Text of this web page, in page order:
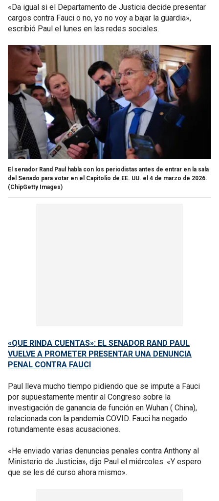
«Da igual si el Departamento de Justicia decide presentar
cargos contra Fauci o no, yo no voy a bajar la guardia»,
escribió Paul el lunes en las redes sociales.
El senador Rand Paul habla con los periodistas antes de entrar en la sala
del Senado para votar en el Capitolio de EE. UU. el 4 de marzo de 2026.
(ChipGetty Images)
«QUE RINDA CUENTAS»: EL SENADOR RAND PAUL
VUELVE A PROMETER PRESENTAR UNA DENUNCIA
PENAL CONTRA FAUCI
Paul lleva mucho tiempo pidiendo que se impute a Fauci
por supuestamente mentir al Congreso sobre la
investigación de ganancia de función en Wuhan ( China),
relacionada con la pandemia COVID. Fauci ha negado
rotundamente esas acusaciones.
«He enviado varias denuncias penales contra Anthony al
Ministerio de Justicia», dijo Paul el miércoles. «Y espero
que se les dé curso ahora mismo».